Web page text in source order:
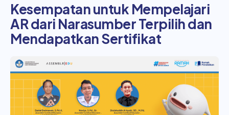
Kesempatan untuk Mempelajari
AR dari Narasumber Terpilih dan
Mendapatkan Sertifikat